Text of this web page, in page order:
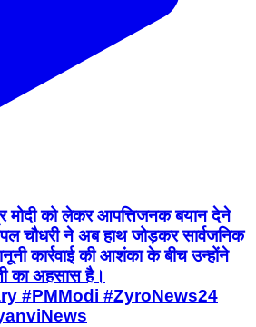
मोदी को लेकर आपत्तिजनक बयान देने
चौधरी ने अब हाथ जोड़कर सार्वजनिक
कार्रवाई की आशंका के बीच उन्होंने
का अहसास है।
#PMModi #ZyroNews24